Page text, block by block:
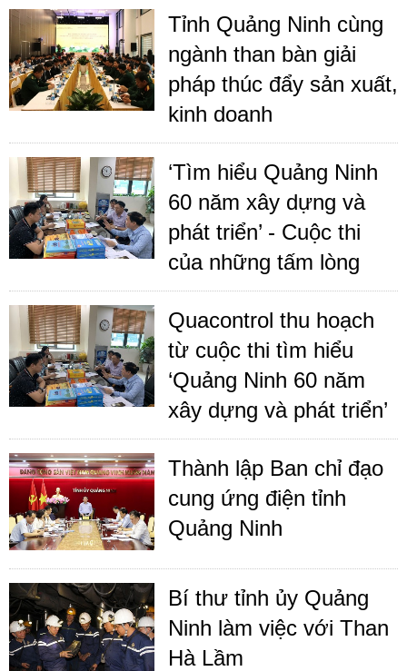
Tỉnh Quảng Ninh cùng
ngành than bàn giải
pháp thúc đẩy sản xuất,
kinh doanh
‘Tìm hiểu Quảng Ninh
60 năm xây dựng và
phát triển’ - Cuộc thi
của những tấm lòng
Quacontrol thu hoạch
từ cuộc thi tìm hiểu
‘Quảng Ninh 60 năm
xây dựng và phát triển’
Thành lập Ban chỉ đạo
cung ứng điện tỉnh
Quảng Ninh
Bí thư tỉnh ủy Quảng
Ninh làm việc với Than
Hà Lầm